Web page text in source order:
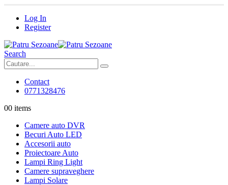
Log In
Register
Search
Contact
0771328476
00 items
Camere auto DVR
Becuri Auto LED
Accesorii auto
Proiectoare Auto
Lampi Ring Light
Camere supraveghere
Lampi Solare